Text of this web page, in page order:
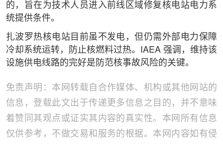
的，旨在为技术人员进入前线区域修复核电站电力系
统提供条件。
扎波罗热核电站目前虽不发电，但仍需外部电力保障
冷却系统运转，防止核燃料过热。IAEA 强调，维持该
设施供电线路的完好是防范核事故风险的关键。
免责声明：本网转载自合作媒体、机构或其他网站的
信息，登载此文出于传递更多信息之目的，并不意味
着赞同其观点或证实其内容的真实性。本网所有信息
仅供参考，不做交易和服务的根据。本网内容如有侵